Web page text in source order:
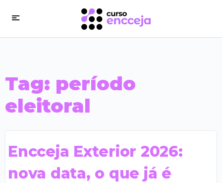
Tag: período
eleitoral
Encceja Exterior 2026:
nova data, o que já é